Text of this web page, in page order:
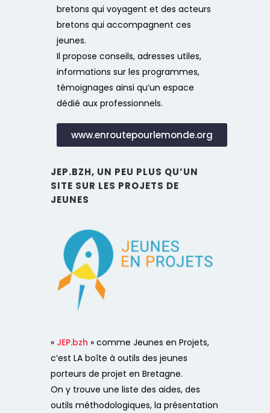
bretons qui voyagent et des acteurs
bretons qui accompagnent ces
jeunes.
Il propose conseils, adresses utiles,
informations sur les programmes,
témoignages ainsi qu’un espace
dédié aux professionnels.
www.enroutepourlemonde.org
JEP.BZH, UN PEU PLUS QU’UN
SITE SUR LES PROJETS DE
JEUNES
« JEP.bzh » comme Jeunes en Projets,
c’est LA boîte à outils des jeunes
porteurs de projet en Bretagne.
On y trouve une liste des aides, des
outils méthodologiques, la présentation